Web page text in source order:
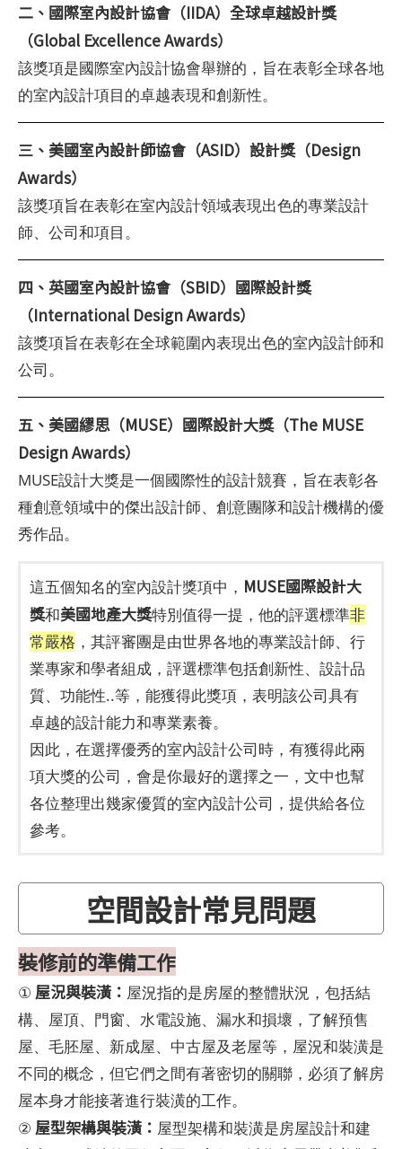
二、國際室內設計協會（IIDA）全球卓越設計獎
（Global Excellence Awards）
該獎項是國際室內設計協會舉辦的，旨在表彰全球各地
的室內設計項目的卓越表現和創新性。
三、美國室內設計師協會（ASID）設計獎（Design
Awards）
該獎項旨在表彰在室內設計領域表現出色的專業設計
師、公司和項目。
四、英國室內設計協會（SBID）國際設計獎
（International Design Awards）
該獎項旨在表彰在全球範圍內表現出色的室內設計師和
公司。
五、美國繆思（MUSE）國際設計大獎（The MUSE
Design Awards）
MUSE設計大獎是一個國際性的設計競賽，旨在表彰各
種創意領域中的傑出設計師、創意團隊和設計機構的優
秀作品。
這五個知名的室內設計獎項中， MUSE國際設計大
獎和美國地產大獎特別值得一提，他的評選標準非
常嚴格 ，其評審團是由世界各地的專業設計師、行
業專家和學者組成，評選標準包括創新性、設計品
質、功能性..等，能獲得此獎項，表明該公司具有
卓越的設計能力和專業素養。
因此，在選擇優秀的室內設計公司時，有獲得此兩
項大獎的公司，會是你最好的選擇之一，文中也幫
各位整理出幾家優質的室內設計公司，提供給各位
參考。
空間設計常見問題
裝修前的準備工作
① 屋況與裝潢： 屋況指的是房屋的整體狀況，包括結
構、屋頂、門窗、水電設施、漏水和損壞，了解預售
屋、毛胚屋、新成屋、中古屋及老屋等，屋況和裝潢是
不同的概念，但它們之間有著密切的關聯，必須了解房
屋本身才能接著進行裝潢的工作。
② 屋型架構與裝潢： 屋型架構和裝潢是房屋設計和建